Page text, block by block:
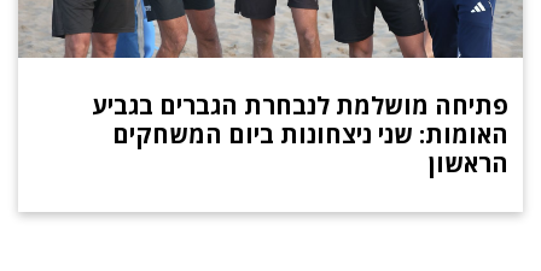
פתיחה מושלמת לנבחרת הגברים בגביע
האומות: שני ניצחונות ביום המשחקים
הראשון